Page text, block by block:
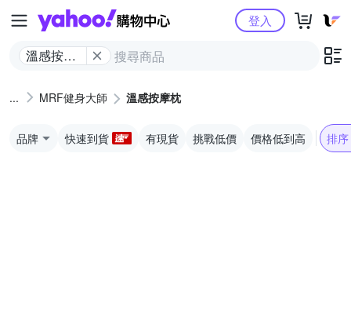
Yahoo購物中心
溫感按摩
登入
MRF健身大師 溫感按摩枕
品牌 快速到貨 有現貨 挑戰低價 價格低到高 排序